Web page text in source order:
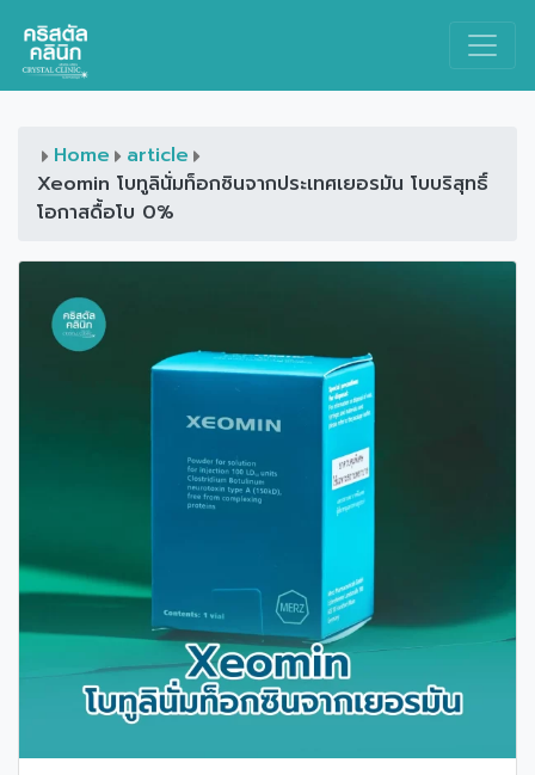
Main Navigation
Home
article
Xeomin โบทูลินั่มท็อกซินจากประเทศเยอรมัน โบบริสุทธิ์
โอกาสดื้อโบ 0%